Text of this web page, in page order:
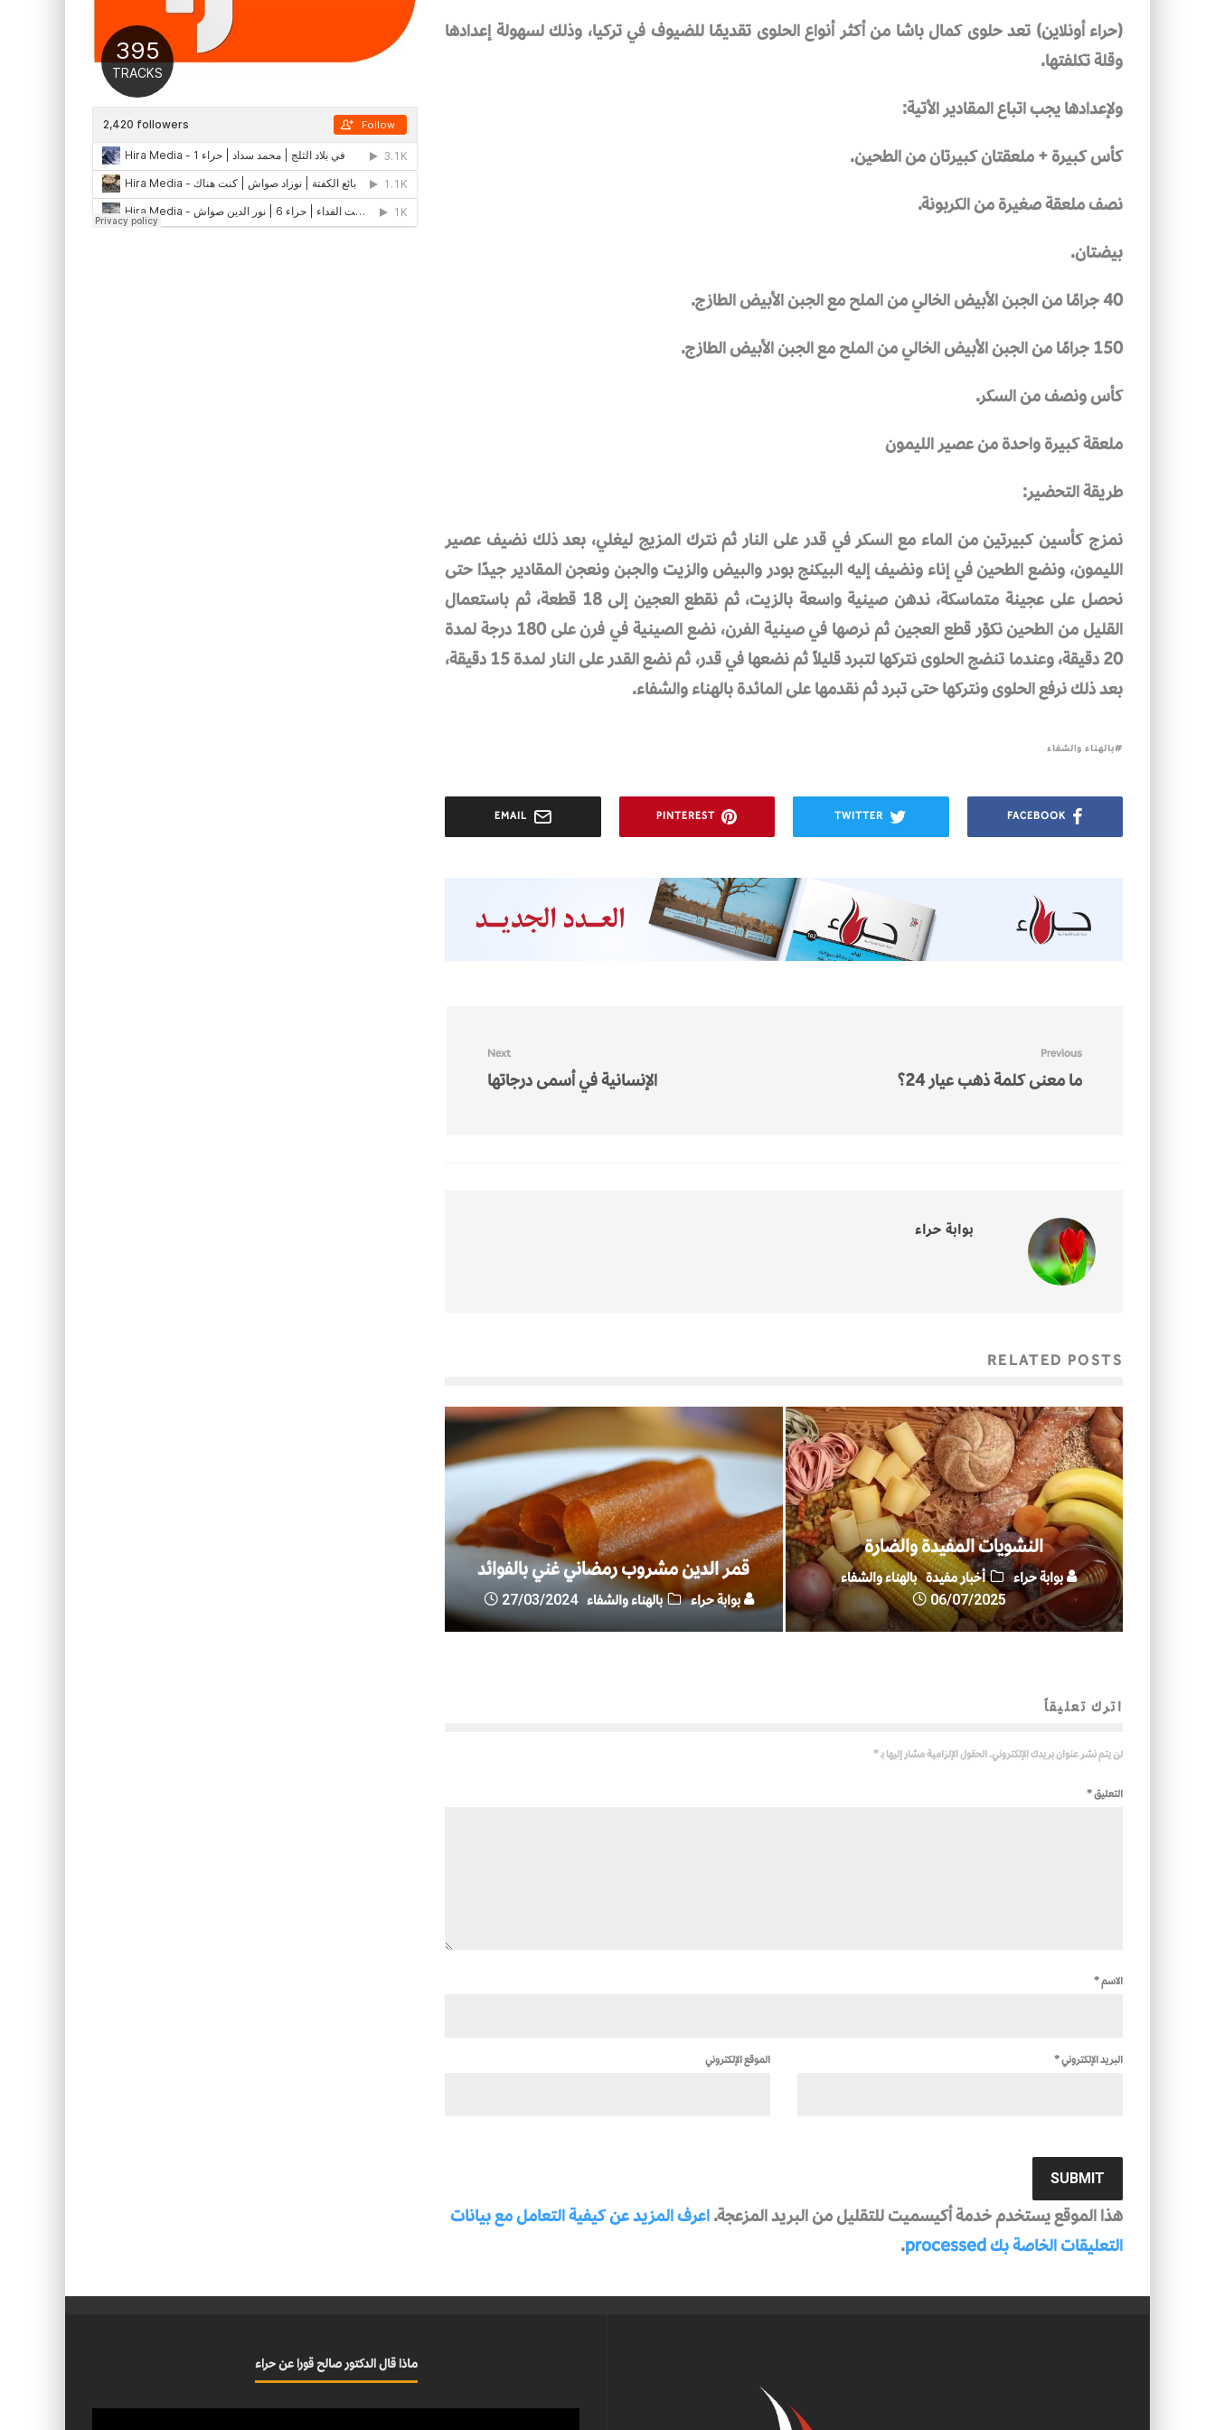
(حراء أونلاين) تعد حلوى كمال باشا من أكثر أنواع الحلوى تقديمًا للضيوف في تركيا، وذلك لسهولة إعدادها
وقلة تكلفتها.
ولإعدادها يجب اتباع المقادير الأتية:
كأس كبيرة + ملعقتان كبيرتان من الطحين.
نصف ملعقة صغيرة من الكربونة.
بيضتان.
40 جرامًا من الجبن الأبيض الخالي من الملح مع الجبن الأبيض الطازج.
150 جرامًا من الجبن الأبيض الخالي من الملح مع الجبن الأبيض الطازج.
كأس ونصف من السكر.
ملعقة كبيرة واحدة من عصير الليمون
طريقة التحضير:
نمزج كأسين كبيرتين من الماء مع السكر في قدر على النار ثم نترك المزيج ليغلي، بعد ذلك نضيف عصير
الليمون، ونضع الطحين في إناء ونضيف إليه البيكنج بودر والبيض والزيت والجبن ونعجن المقادير جيدًا حتى
نحصل على عجينة متماسكة، ندهن صينية واسعة بالزيت، ثم نقطع العجين إلى 18 قطعة، ثم باستعمال
القليل من الطحين نكوّر قطع العجين ثم نرصها في صينية الفرن، نضع الصينية في فرن على 180 درجة لمدة
20 دقيقة، وعندما تنضج الحلوى نتركها لتبرد قليلاً ثم نضعها في قدر، ثم نضع القدر على النار لمدة 15 دقيقة،
بعد ذلك نرفع الحلوى ونتركها حتى تبرد ثم نقدمها على المائدة بالهناء والشفاء.
بالهناء والشفاء
FACEBOOK
TWITTER
PINTEREST
EMAIL
Previous
ما معنى كلمة ذهب عيار 24؟
Next
الإنسانية في أسمى درجاتها
بوابة حراء
RELATED POSTS
النشويات المفيدة والضارة
بوابة حراء أخبار مفيدة بالهناء والشفاء
06/07/2025
قمر الدين مشروب رمضاني غني بالفوائد
بوابة حراء بالهناء والشفاء 27/03/2024
اترك تعليقاً
لن يتم نشر عنوان بريدك الإلكتروني. الحقول الإلزامية مشار إليها بـ*
التعليق*
الاسم*
البريد الإلكتروني* الموقع الإلكتروني
هذا الموقع يستخدم خدمة أكيسميت للتقليل من البريد المزعجة. اعرف المزيد عن كيفية التعامل مع بيانات
التعليقات الخاصة بك processed
.
ماذا قال الدكتور صالح قورا عن حراء